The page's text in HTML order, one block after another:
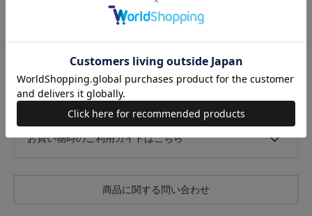
2.5cm
サイズの測り方について
キャンセル・返品について
お買い物時のご利用ガイドはこちら
商品に関する問い合わせ